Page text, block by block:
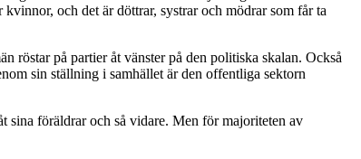
och det är döttrar, systrar och mödrar som får ta
röstar på partier åt vänster på den politiska skalan. Också
sin ställning i samhället är den offentliga sektorn
sina föräldrar och så vidare. Men för majoriteten av